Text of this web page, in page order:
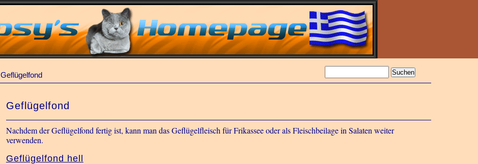
Geflügelfond
Geflügelfond
Nachdem der Geflügelfond fertig ist, kann man das Geflügelfleisch für Frikassee oder als Fleischbeilage in Salaten weiter
verwenden.
Geflügelfond hell